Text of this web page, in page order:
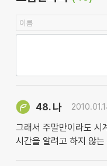
48. 나
그래서 주말만이라도 시
시간을 알려고 하지 않